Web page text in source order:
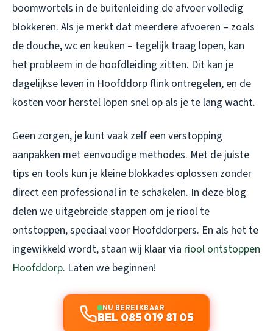
boomwortels in de buitenleiding de afvoer volledig
blokkeren. Als je merkt dat meerdere afvoeren – zoals
de douche, wc en keuken – tegelijk traag lopen, kan
het probleem in de hoofdleiding zitten. Dit kan je
dagelijkse leven in Hoofddorp flink ontregelen, en de
kosten voor herstel lopen snel op als je te lang wacht.
Geen zorgen, je kunt vaak zelf een verstopping
aanpakken met eenvoudige methodes. Met de juiste
tips en tools kun je kleine blokkades oplossen zonder
direct een professional in te schakelen. In deze blog
delen we uitgebreide stappen om je riool te
ontstoppen, speciaal voor Hoofddorpers. En als het te
ingewikkeld wordt, staan wij klaar via riool ontstoppen
Hoofddorp. Laten we beginnen!
NU BEREIKBAAR
BEL 085 019 81 05